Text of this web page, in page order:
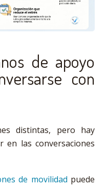
de apoyo
con
distintas, pero hay
en las conversaciones
de movilidad puede